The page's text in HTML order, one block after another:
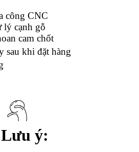
công CNC
lý cạnh gỗ
cam chốt
sau khi đặt hàng
Lưu ý: